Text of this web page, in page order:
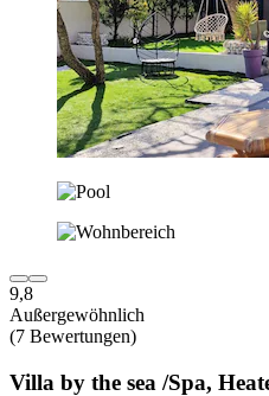
9,8
Außergewöhnlich
(7 Bewertungen)
Villa by the sea /Spa,